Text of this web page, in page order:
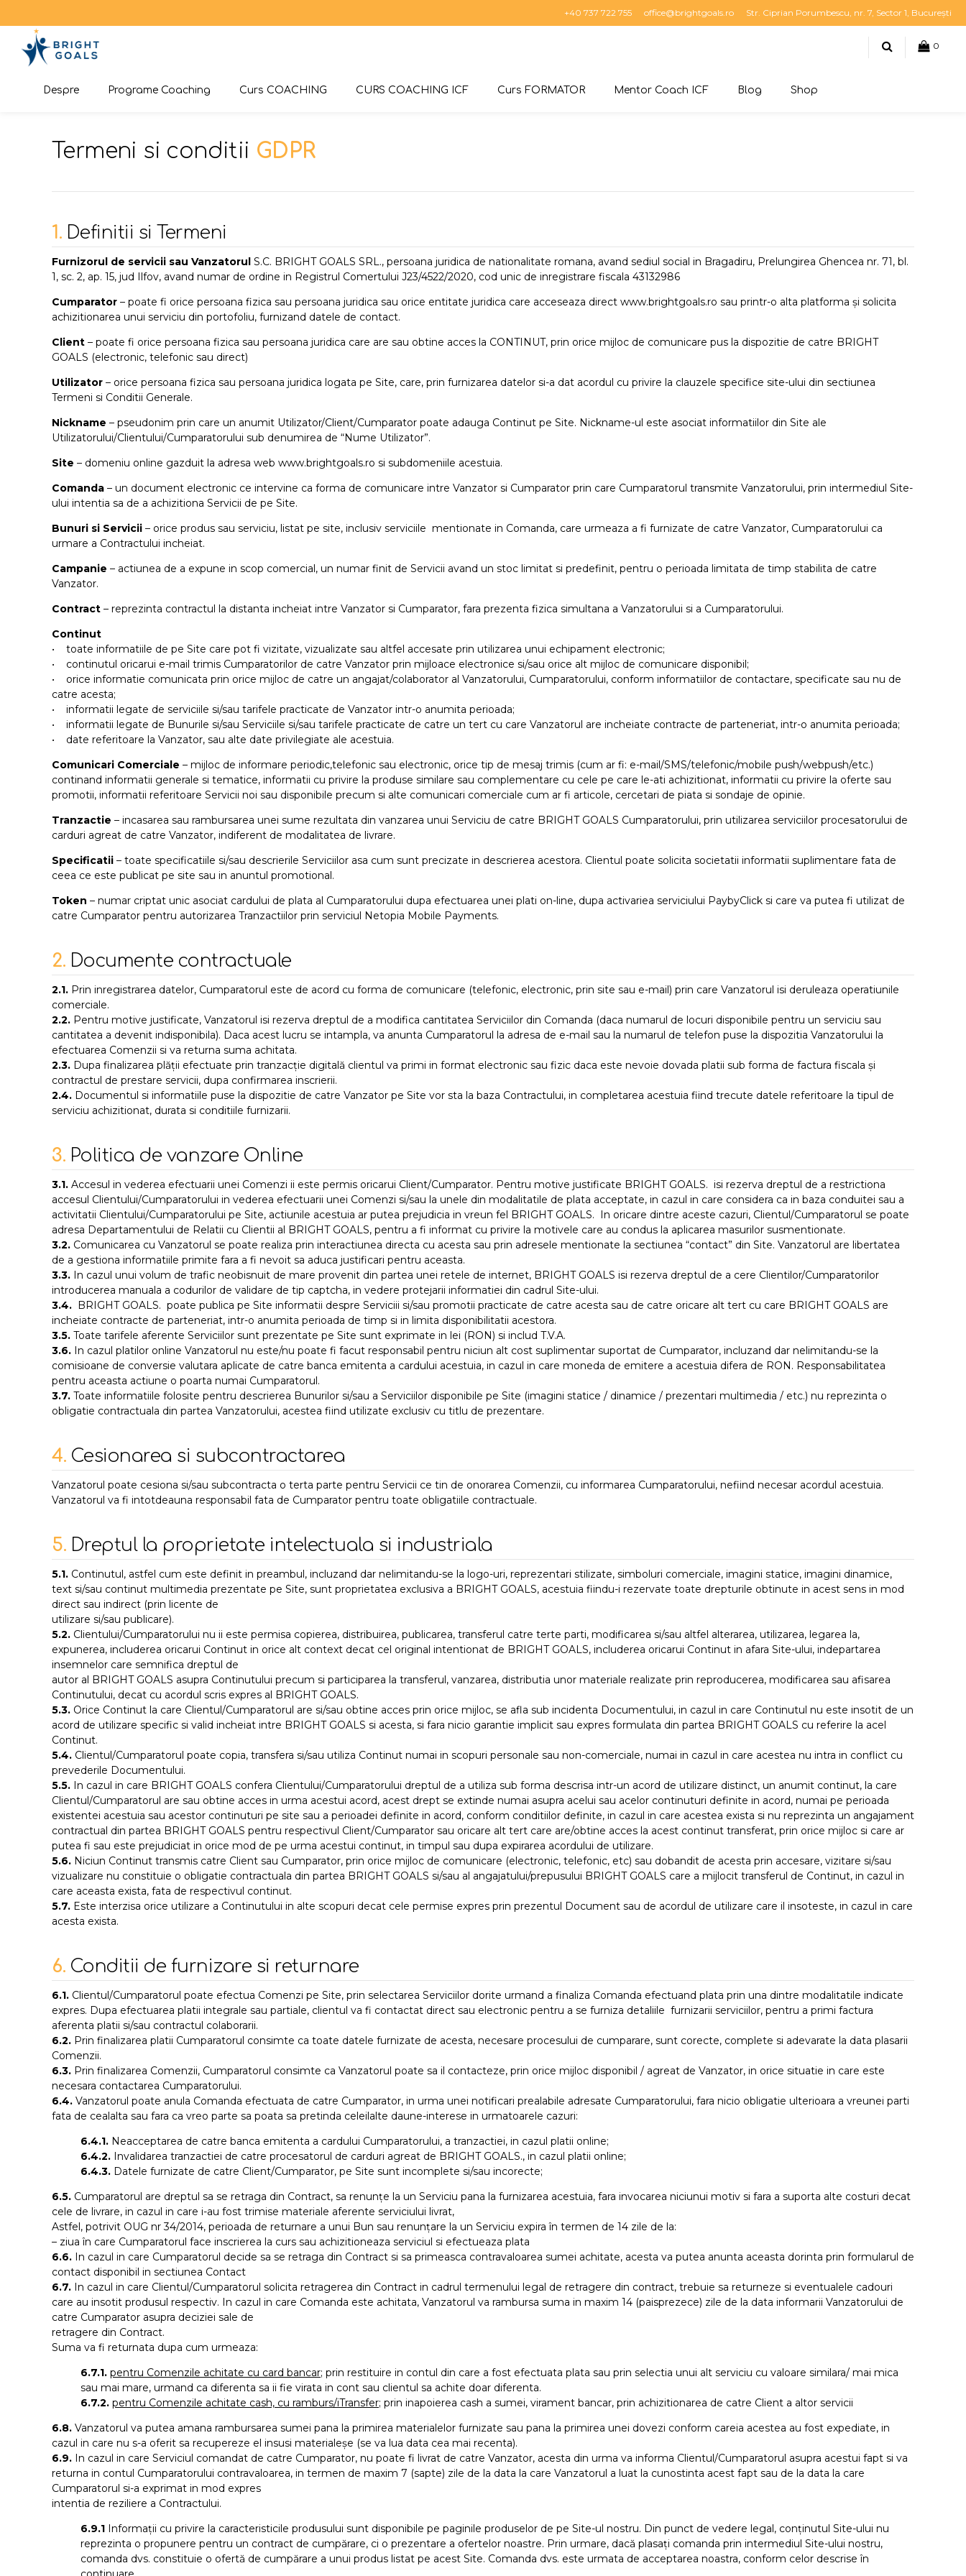
+40 737 722 755 office@brightgoals.ro Str. Ciprian Porumbescu, nr. 7, Sector 1, București
0
Despre Programe Coaching Curs COACHING CURS COACHING ICF Curs FORMATOR Mentor Coach ICF Blog Shop
Termeni si conditii GDPR
1. Definitii si Termeni
Furnizorul de servicii sau Vanzatorul S.C. BRIGHT GOALS SRL., persoana juridica de nationalitate romana, avand sediul social in Bragadiru, Prelungirea Ghencea nr. 71, bl.
1, sc. 2, ap. 15, jud Ilfov, avand numar de ordine in Registrul Comertului J23/4522/2020, cod unic de inregistrare fiscala 43132986
Cumparator – poate fi orice persoana fizica sau persoana juridica sau orice entitate juridica care acceseaza direct www.brightgoals.ro sau printr-o alta platforma și solicita
achizitionarea unui serviciu din portofoliu, furnizand datele de contact.
Client – poate fi orice persoana fizica sau persoana juridica care are sau obtine acces la CONTINUT, prin orice mijloc de comunicare pus la dispozitie de catre BRIGHT
GOALS (electronic, telefonic sau direct)
Utilizator – orice persoana fizica sau persoana juridica logata pe Site, care, prin furnizarea datelor si-a dat acordul cu privire la clauzele specifice site-ului din sectiunea
Termeni si Conditii Generale.
Nickname – pseudonim prin care un anumit Utilizator/Client/Cumparator poate adauga Continut pe Site. Nickname-ul este asociat informatiilor din Site ale
Utilizatorului/Clientului/Cumparatorului sub denumirea de “Nume Utilizator”.
Site – domeniu online gazduit la adresa web www.brightgoals.ro si subdomeniile acestuia.
Comanda – un document electronic ce intervine ca forma de comunicare intre Vanzator si Cumparator prin care Cumparatorul transmite Vanzatorului, prin intermediul Site-
ului intentia sa de a achizitiona Servicii de pe Site.
Bunuri si Servicii – orice produs sau serviciu, listat pe site, inclusiv serviciile mentionate in Comanda, care urmeaza a fi furnizate de catre Vanzator, Cumparatorului ca
urmare a Contractului incheiat.
Campanie – actiunea de a expune in scop comercial, un numar finit de Servicii avand un stoc limitat si predefinit, pentru o perioada limitata de timp stabilita de catre
Vanzator.
Contract – reprezinta contractul la distanta incheiat intre Vanzator si Cumparator, fara prezenta fizica simultana a Vanzatorului si a Cumparatorului.
Continut
• toate informatiile de pe Site care pot fi vizitate, vizualizate sau altfel accesate prin utilizarea unui echipament electronic;
• continutul oricarui e-mail trimis Cumparatorilor de catre Vanzator prin mijloace electronice si/sau orice alt mijloc de comunicare disponibil;
• orice informatie comunicata prin orice mijloc de catre un angajat/colaborator al Vanzatorului, Cumparatorului, conform informatiilor de contactare, specificate sau nu de
catre acesta;
• informatii legate de serviciile si/sau tarifele practicate de Vanzator intr-o anumita perioada;
• informatii legate de Bunurile si/sau Serviciile si/sau tarifele practicate de catre un tert cu care Vanzatorul are incheiate contracte de parteneriat, intr-o anumita perioada;
• date referitoare la Vanzator, sau alte date privilegiate ale acestuia.
Comunicari Comerciale – mijloc de informare periodic,telefonic sau electronic, orice tip de mesaj trimis (cum ar fi: e-mail/SMS/telefonic/mobile push/webpush/etc.)
continand informatii generale si tematice, informatii cu privire la produse similare sau complementare cu cele pe care le-ati achizitionat, informatii cu privire la oferte sau
promotii, informatii referitoare Servicii noi sau disponibile precum si alte comunicari comerciale cum ar fi articole, cercetari de piata si sondaje de opinie.
Tranzactie – incasarea sau rambursarea unei sume rezultata din vanzarea unui Serviciu de catre BRIGHT GOALS Cumparatorului, prin utilizarea serviciilor procesatorului de
carduri agreat de catre Vanzator, indiferent de modalitatea de livrare.
Specificatii – toate specificatiile si/sau descrierile Serviciilor asa cum sunt precizate in descrierea acestora. Clientul poate solicita societatii informatii suplimentare fata de
ceea ce este publicat pe site sau in anuntul promotional.
Token – numar criptat unic asociat cardului de plata al Cumparatorului dupa efectuarea unei plati on-line, dupa activariea serviciului PaybyClick si care va putea fi utilizat de
catre Cumparator pentru autorizarea Tranzactiilor prin serviciul Netopia Mobile Payments.
2. Documente contractuale
2.1. Prin inregistrarea datelor, Cumparatorul este de acord cu forma de comunicare (telefonic, electronic, prin site sau e-mail) prin care Vanzatorul isi deruleaza operatiunile
comerciale.
2.2. Pentru motive justificate, Vanzatorul isi rezerva dreptul de a modifica cantitatea Serviciilor din Comanda (daca numarul de locuri disponibile pentru un serviciu sau
cantitatea a devenit indisponibila). Daca acest lucru se intampla, va anunta Cumparatorul la adresa de e-mail sau la numarul de telefon puse la dispozitia Vanzatorului la
efectuarea Comenzii si va returna suma achitata.
2.3. Dupa finalizarea plății efectuate prin tranzacție digitală clientul va primi in format electronic sau fizic daca este nevoie dovada platii sub forma de factura fiscala și
contractul de prestare servicii, dupa confirmarea inscrierii.
2.4. Documentul si informatiile puse la dispozitie de catre Vanzator pe Site vor sta la baza Contractului, in completarea acestuia fiind trecute datele referitoare la tipul de
serviciu achizitionat, durata si conditiile furnizarii.
3. Politica de vanzare Online
3.1. Accesul in vederea efectuarii unei Comenzi ii este permis oricarui Client/Cumparator. Pentru motive justificate BRIGHT GOALS. isi rezerva dreptul de a restrictiona
accesul Clientului/Cumparatorului in vederea efectuarii unei Comenzi si/sau la unele din modalitatile de plata acceptate, in cazul in care considera ca in baza conduitei sau a
activitatii Clientului/Cumparatorului pe Site, actiunile acestuia ar putea prejudicia in vreun fel BRIGHT GOALS. In oricare dintre aceste cazuri, Clientul/Cumparatorul se poate
adresa Departamentului de Relatii cu Clientii al BRIGHT GOALS, pentru a fi informat cu privire la motivele care au condus la aplicarea masurilor susmentionate.
3.2. Comunicarea cu Vanzatorul se poate realiza prin interactiunea directa cu acesta sau prin adresele mentionate la sectiunea “contact” din Site. Vanzatorul are libertatea
de a gestiona informatiile primite fara a fi nevoit sa aduca justificari pentru aceasta.
3.3. In cazul unui volum de trafic neobisnuit de mare provenit din partea unei retele de internet, BRIGHT GOALS isi rezerva dreptul de a cere Clientilor/Cumparatorilor
introducerea manuala a codurilor de validare de tip captcha, in vedere protejarii informatiei din cadrul Site-ului.
3.4. BRIGHT GOALS. poate publica pe Site informatii despre Serviciii si/sau promotii practicate de catre acesta sau de catre oricare alt tert cu care BRIGHT GOALS are
incheiate contracte de parteneriat, intr-o anumita perioada de timp si in limita disponibilitatii acestora.
3.5. Toate tarifele aferente Serviciilor sunt prezentate pe Site sunt exprimate in lei (RON) si includ T.V.A.
3.6. In cazul platilor online Vanzatorul nu este/nu poate fi facut responsabil pentru niciun alt cost suplimentar suportat de Cumparator, incluzand dar nelimitandu-se la
comisioane de conversie valutara aplicate de catre banca emitenta a cardului acestuia, in cazul in care moneda de emitere a acestuia difera de RON. Responsabilitatea
pentru aceasta actiune o poarta numai Cumparatorul.
3.7. Toate informatiile folosite pentru descrierea Bunurilor si/sau a Serviciilor disponibile pe Site (imagini statice / dinamice / prezentari multimedia / etc.) nu reprezinta o
obligatie contractuala din partea Vanzatorului, acestea fiind utilizate exclusiv cu titlu de prezentare.
4. Cesionarea si subcontractarea
Vanzatorul poate cesiona si/sau subcontracta o terta parte pentru Servicii ce tin de onorarea Comenzii, cu informarea Cumparatorului, nefiind necesar acordul acestuia.
Vanzatorul va fi intotdeauna responsabil fata de Cumparator pentru toate obligatiile contractuale.
5. Dreptul la proprietate intelectuala si industriala
5.1. Continutul, astfel cum este definit in preambul, incluzand dar nelimitandu-se la logo-uri, reprezentari stilizate, simboluri comerciale, imagini statice, imagini dinamice,
text si/sau continut multimedia prezentate pe Site, sunt proprietatea exclusiva a BRIGHT GOALS, acestuia fiindu-i rezervate toate drepturile obtinute in acest sens in mod
direct sau indirect (prin licente de
utilizare si/sau publicare).
5.2. Clientului/Cumparatorului nu ii este permisa copierea, distribuirea, publicarea, transferul catre terte parti, modificarea si/sau altfel alterarea, utilizarea, legarea la,
expunerea, includerea oricarui Continut in orice alt context decat cel original intentionat de BRIGHT GOALS, includerea oricarui Continut in afara Site-ului, indepartarea
insemnelor care semnifica dreptul de
autor al BRIGHT GOALS asupra Continutului precum si participarea la transferul, vanzarea, distributia unor materiale realizate prin reproducerea, modificarea sau afisarea
Continutului, decat cu acordul scris expres al BRIGHT GOALS.
5.3. Orice Continut la care Clientul/Cumparatorul are si/sau obtine acces prin orice mijloc, se afla sub incidenta Documentului, in cazul in care Continutul nu este insotit de un
acord de utilizare specific si valid incheiat intre BRIGHT GOALS si acesta, si fara nicio garantie implicit sau expres formulata din partea BRIGHT GOALS cu referire la acel
Continut.
5.4. Clientul/Cumparatorul poate copia, transfera si/sau utiliza Continut numai in scopuri personale sau non-comerciale, numai in cazul in care acestea nu intra in conflict cu
prevederile Documentului.
5.5. In cazul in care BRIGHT GOALS confera Clientului/Cumparatorului dreptul de a utiliza sub forma descrisa intr-un acord de utilizare distinct, un anumit continut, la care
Clientul/Cumparatorul are sau obtine acces in urma acestui acord, acest drept se extinde numai asupra acelui sau acelor continuturi definite in acord, numai pe perioada
existentei acestuia sau acestor continuturi pe site sau a perioadei definite in acord, conform conditiilor definite, in cazul in care acestea exista si nu reprezinta un angajament
contractual din partea BRIGHT GOALS pentru respectivul Client/Cumparator sau oricare alt tert care are/obtine acces la acest continut transferat, prin orice mijloc si care ar
putea fi sau este prejudiciat in orice mod de pe urma acestui continut, in timpul sau dupa expirarea acordului de utilizare.
5.6. Niciun Continut transmis catre Client sau Cumparator, prin orice mijloc de comunicare (electronic, telefonic, etc) sau dobandit de acesta prin accesare, vizitare si/sau
vizualizare nu constituie o obligatie contractuala din partea BRIGHT GOALS si/sau al angajatului/prepusului BRIGHT GOALS care a mijlocit transferul de Continut, in cazul in
care aceasta exista, fata de respectivul continut.
5.7. Este interzisa orice utilizare a Continutului in alte scopuri decat cele permise expres prin prezentul Document sau de acordul de utilizare care il insoteste, in cazul in care
acesta exista.
6. Conditii de furnizare si returnare
6.1. Clientul/Cumparatorul poate efectua Comenzi pe Site, prin selectarea Serviciilor dorite urmand a finaliza Comanda efectuand plata prin una dintre modalitatile indicate
expres. Dupa efectuarea platii integrale sau partiale, clientul va fi contactat direct sau electronic pentru a se furniza detaliile furnizarii serviciilor, pentru a primi factura
aferenta platii si/sau contractul colaborarii.
6.2. Prin finalizarea platii Cumparatorul consimte ca toate datele furnizate de acesta, necesare procesului de cumparare, sunt corecte, complete si adevarate la data plasarii
Comenzii.
6.3. Prin finalizarea Comenzii, Cumparatorul consimte ca Vanzatorul poate sa il contacteze, prin orice mijloc disponibil / agreat de Vanzator, in orice situatie in care este
necesara contactarea Cumparatorului.
6.4. Vanzatorul poate anula Comanda efectuata de catre Cumparator, in urma unei notificari prealabile adresate Cumparatorului, fara nicio obligatie ulterioara a vreunei parti
fata de cealalta sau fara ca vreo parte sa poata sa pretinda celeilalte daune-interese in urmatoarele cazuri:
6.4.1. Neacceptarea de catre banca emitenta a cardului Cumparatorului, a tranzactiei, in cazul platii online;
6.4.2. Invalidarea tranzactiei de catre procesatorul de carduri agreat de BRIGHT GOALS., in cazul platii online;
6.4.3. Datele furnizate de catre Client/Cumparator, pe Site sunt incomplete si/sau incorecte;
6.5. Cumparatorul are dreptul sa se retraga din Contract, sa renunțe la un Serviciu pana la furnizarea acestuia, fara invocarea niciunui motiv si fara a suporta alte costuri decat
cele de livrare, in cazul in care i-au fost trimise materiale aferente serviciului livrat,
Astfel, potrivit OUG nr 34/2014, perioada de returnare a unui Bun sau renunțare la un Serviciu expira în termen de 14 zile de la:
– ziua în care Cumparatorul face inscrierea la curs sau achizitioneaza serviciul si efectueaza plata
6.6. In cazul in care Cumparatorul decide sa se retraga din Contract si sa primeasca contravaloarea sumei achitate, acesta va putea anunta aceasta dorinta prin formularul de
contact disponibil in sectiunea Contact
6.7. In cazul in care Clientul/Cumparatorul solicita retragerea din Contract in cadrul termenului legal de retragere din contract, trebuie sa returneze si eventualele cadouri
care au insotit produsul respectiv. In cazul in care Comanda este achitata, Vanzatorul va rambursa suma in maxim 14 (paisprezece) zile de la data informarii Vanzatorului de
catre Cumparator asupra deciziei sale de
retragere din Contract.
Suma va fi returnata dupa cum urmeaza:
6.7.1. pentru Comenzile achitate cu card bancar; prin restituire in contul din care a fost efectuata plata sau prin selectia unui alt serviciu cu valoare similara/ mai mica
sau mai mare, urmand ca diferenta sa ii fie virata in cont sau clientul sa achite doar diferenta.
6.7.2. pentru Comenzile achitate cash, cu ramburs/iTransfer; prin inapoierea cash a sumei, virament bancar, prin achizitionarea de catre Client a altor servicii
6.8. Vanzatorul va putea amana rambursarea sumei pana la primirea materialelor furnizate sau pana la primirea unei dovezi conform careia acestea au fost expediate, in
cazul in care nu s-a oferit sa recupereze el insusi materialeșe (se va lua data cea mai recenta).
6.9. In cazul in care Serviciul comandat de catre Cumparator, nu poate fi livrat de catre Vanzator, acesta din urma va informa Clientul/Cumparatorul asupra acestui fapt si va
returna in contul Cumparatorului contravaloarea, in termen de maxim 7 (sapte) zile de la data la care Vanzatorul a luat la cunostinta acest fapt sau de la data la care
Cumparatorul si-a exprimat in mod expres
intentia de reziliere a Contractului.
6.9.1 Informații cu privire la caracteristicile produsului sunt disponibile pe paginile produselor de pe Site-ul nostru. Din punct de vedere legal, conținutul Site-ului nu
reprezinta o propunere pentru un contract de cumpărare, ci o prezentare a ofertelor noastre. Prin urmare, dacă plasați comanda prin intermediul Site-ului nostru,
comanda dvs. constituie o ofertă de cumpărare a unui produs listat pe acest Site. Comanda dvs. este urmata de acceptarea noastra, conform celor descrise în